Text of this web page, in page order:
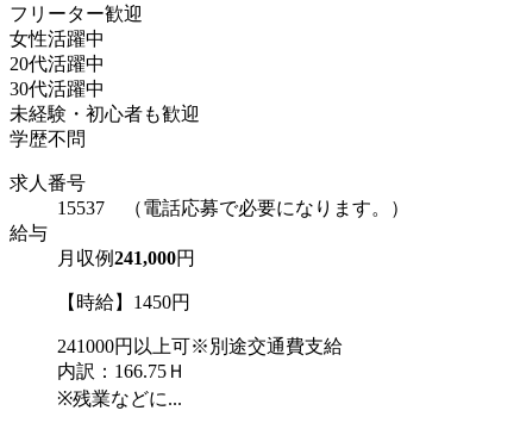
フリーター歓迎
女性活躍中
20代活躍中
30代活躍中
未経験・初心者も歓迎
学歴不問
求人番号
15537 （電話応募で必要になります。）
給与
月収例241,000円
【時給】1450円
241000円以上可※別途交通費支給
内訳：166.75Ｈ
※残業などに...